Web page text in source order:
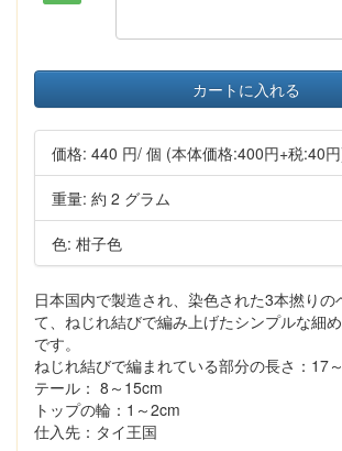
カートに入れる
価格: 440 円/ 個 (本体価格:400円+税:40
重量: 約 2 グラム
色: 柑子色
日本国内で製造され、染色された3本撚りの
て、ねじれ結びで編み上げたシンプルな細
です。
ねじれ結びで編まれている部分の長さ：17
テール： 8～15cm
トップの輪：1～2cm
仕入先：タイ王国